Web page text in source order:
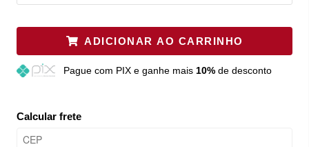
ADICIONAR AO CARRINHO
Pague com PIX e ganhe mais 10%de desconto
Calcular frete